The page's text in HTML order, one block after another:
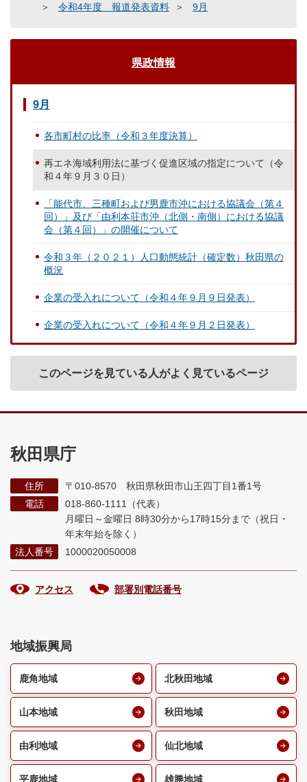
令和4年度 報道発表資料
9月
県政情報
9月
各市町村の比率（令和３年度決算）
再エネ海域利用法に基づく促進区域の指定について（令
和４年９月３０日）
「能代市、三種町および男鹿市沖における協議会（第４
回）」及び「由利本荘市沖（北側・南側）における協議
会（第４回）」の開催について
令和３年（２０２１）人口動態統計（確定数）秋田県の
概況
企業の受入れについて（令和４年９月９日発表）
企業の受入れについて（令和４年９月２日発表）
このページを見ている人がよく見ているページ
秋田県庁
住所
〒010-8570 秋田県秋田市山王四丁目1番1号
電話
018-860-1111（代表）
月曜日～金曜日 8時30分から17時15分まで （祝日・
年末年始を除く）
法人番号
1000020050008
アクセス 部署別電話番号
地域振興局
鹿角地域 北秋田地域
山本地域 秋田地域
由利地域 仙北地域
平鹿地域 雄勝地域